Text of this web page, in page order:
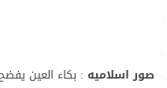
صور اسلاميه : بكاء العين